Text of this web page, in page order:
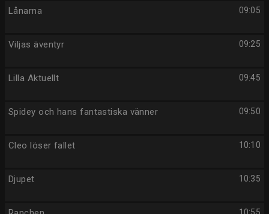
09:05
Lånarna
09:25
Viljas äventyr
09:45
Lilla Aktuellt
09:50
Spidey och hans fantastiska vänner
10:10
Cleo löser fallet
10:35
Djupet